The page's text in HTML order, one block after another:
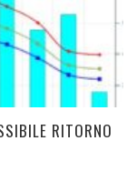
RITORNO